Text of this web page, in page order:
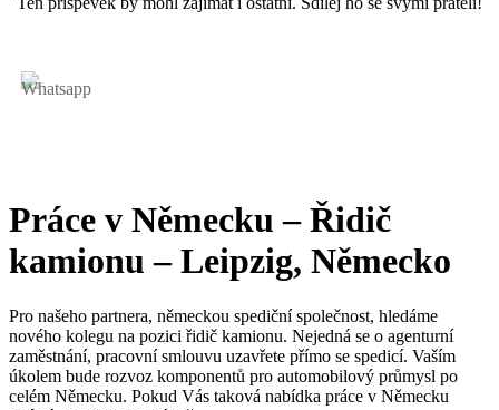
Práce v Německu – Řidič
kamionu – Leipzig, Německo
Pro našeho partnera, německou spediční společnost, hledáme
nového kolegu na pozici řidič kamionu. Nejedná se o agenturní
zaměstnání, pracovní smlouvu uzavřete přímo se spedicí. Vaším
úkolem bude rozvoz komponentů pro automobilový průmysl po
celém Německu. Pokud Vás taková nabídka práce v Německu